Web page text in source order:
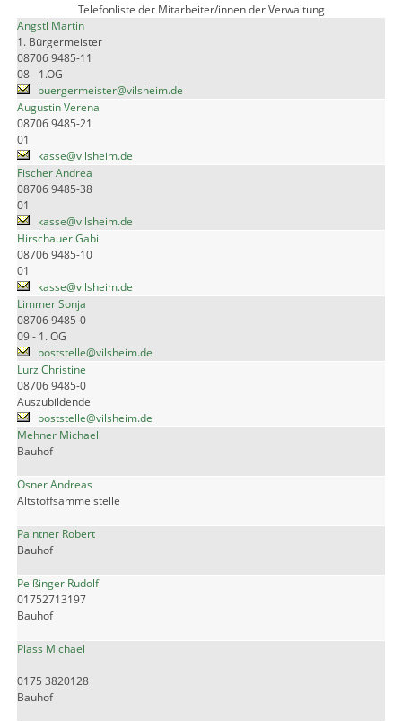
Telefonliste der Mitarbeiter/innen der Verwaltung
Angstl Martin
1. Bürgermeister
08706 9485-11
08 - 1.OG
buergermeister@vilsheim.de
Augustin Verena
08706 9485-21
01
kasse@vilsheim.de
Fischer Andrea
08706 9485-38
01
kasse@vilsheim.de
Hirschauer Gabi
08706 9485-10
01
kasse@vilsheim.de
Limmer Sonja
08706 9485-0
09 - 1. OG
poststelle@vilsheim.de
Lurz Christine
08706 9485-0
Auszubildende
poststelle@vilsheim.de
Mehner Michael
Bauhof
Osner Andreas
Altstoffsammelstelle
Paintner Robert
Bauhof
Peißinger Rudolf
01752713197
Bauhof
Plass Michael
0175 3820128
Bauhof